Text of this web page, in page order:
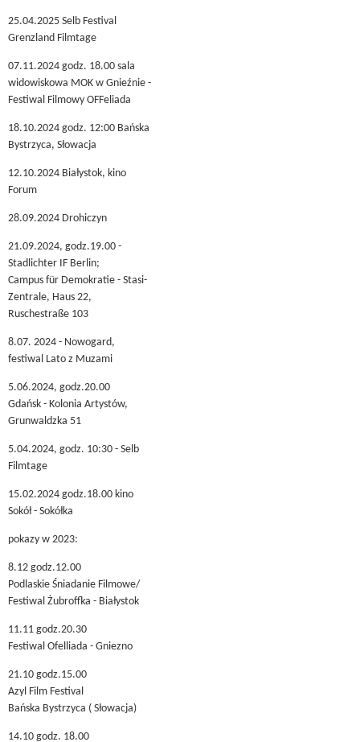
25.04.2025 Selb Festival
Grenzland Filmtage
07.11.2024 godz. 18.00 sala
widowiskowa MOK w Gnieźnie -
Festiwal Filmowy OFFeliada
18.10.2024 godz. 12:00 Bańska
Bystrzyca, Słowacja
12.10.2024 Białystok, kino
Forum
28.09.2024 Drohiczyn
21.09.2024, godz.19.00 -
Stadlichter IF Berlin;
Campus für Demokratie - Stasi-
Zentrale, Haus 22,
Ruschestraße 103
8.07. 2024 - Nowogard,
festiwal Lato z Muzami
5.06.2024, godz.20.00
Gdańsk - Kolonia Artystów,
Grunwaldzka 51
5.04.2024, godz. 10:30 - Selb
Filmtage
15.02.2024 godz.18.00 kino
Sokół - Sokółka
pokazy w 2023:
8.12 godz.12.00
Podlaskie Śniadanie Filmowe/
Festiwal Żubroffka - Białystok
11.11 godz.20.30
Festiwal Ofelliada - Gniezno
21.10 godz.15.00
Azyl Film Festival
Bańska Bystrzyca ( Słowacja)
14.10 godz. 18.00